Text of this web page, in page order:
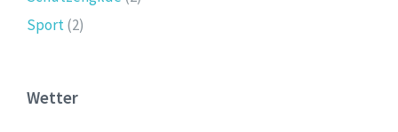
Sport(2)
Wetter